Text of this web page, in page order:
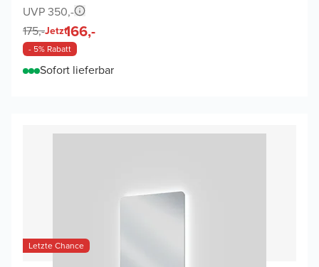
UVP 350,-
175,-Jetzt166,-
- 5% Rabatt
Sofort lieferbar
Letzte Chance